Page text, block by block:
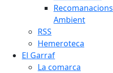
Ambient
RSS
Hemeroteca
El Garraf
La comarca